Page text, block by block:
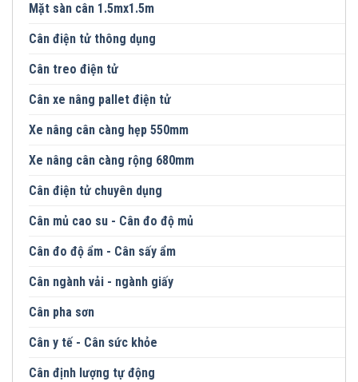
Mặt sàn cân 1.5mx1.5m
Cân điện tử thông dụng
Cân treo điện tử
Cân xe nâng pallet điện tử
Xe nâng cân càng hẹp 550mm
Xe nâng cân càng rộng 680mm
Cân điện tử chuyên dụng
Cân mủ cao su - Cân đo độ mủ
Cân đo độ ẩm - Cân sấy ẩm
Cân ngành vải - ngành giấy
Cân pha sơn
Cân y tế - Cân sức khỏe
Cân định lượng tự động